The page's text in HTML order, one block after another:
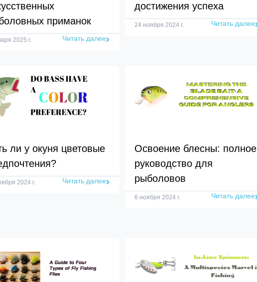
приманок
2025 г. Читать далее
достижения успеха
24 ноября 2024 г. Читать далее
ли у окуня цветовые
2024 г. Читать далее
Освоение блесны: полное
руководство для
рыболовов
6 ноября 2024 г. Читать далее